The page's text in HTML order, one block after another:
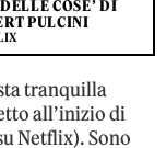
COSE’ DI
PULCINI
tranquilla
all’inizio di
Netflix). Sono